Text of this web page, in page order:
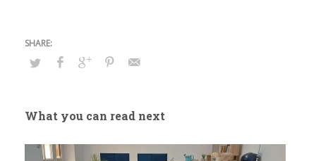
What you can read next